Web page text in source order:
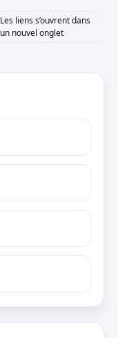
Les liens s’ouvrent dans
un nouvel onglet